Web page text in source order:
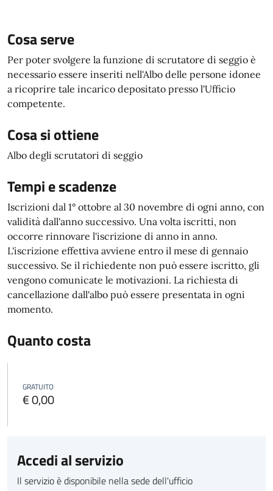
Cosa serve
Per poter svolgere la funzione di scrutatore di seggio è
necessario essere inseriti nell'Albo delle persone idonee
a ricoprire tale incarico depositato presso l'Ufficio
competente.
Cosa si ottiene
Albo degli scrutatori di seggio
Tempi e scadenze
Iscrizioni dal 1° ottobre al 30 novembre di ogni anno, con
validità dall'anno successivo. Una volta iscritti, non
occorre rinnovare l'iscrizione di anno in anno.
L'iscrizione effettiva avviene entro il mese di gennaio
successivo. Se il richiedente non può essere iscritto, gli
vengono comunicate le motivazioni. La richiesta di
cancellazione dall'albo può essere presentata in ogni
momento.
Quanto costa
GRATUITO
€ 0,00
Accedi al servizio
Il servizio è disponibile nella sede dell'ufficio